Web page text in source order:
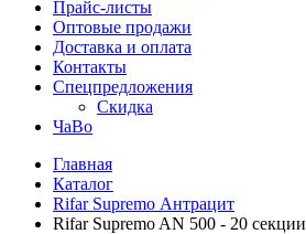
Прайс-листы
Оптовые продажи
Доставка и оплата
Контакты
Спецпредложения
Скидка
ЧаВо
Главная
Каталог
Rifar Supremo Антрацит
Rifar Supremo AN 500 - 20 секции